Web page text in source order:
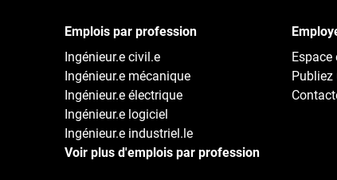
Emplois par profession
Ingénieur.e civil.e
Ingénieur.e mécanique
Ingénieur.e électrique
Ingénieur.e logiciel
Ingénieur.e industriel.le
Voir plus d'emplois par profession
Espace